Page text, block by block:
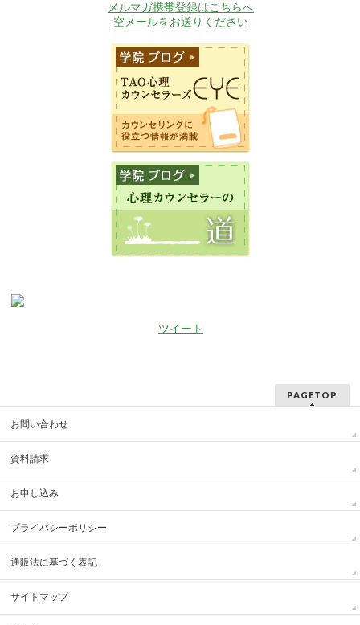
メルマガ携帯登録はこちらへ
空メールをお送りください
ツイート
PAGETOP
お問い合わせ
資料請求
お申し込み
プライバシーポリシー
通販法に基づく表記
サイトマップ